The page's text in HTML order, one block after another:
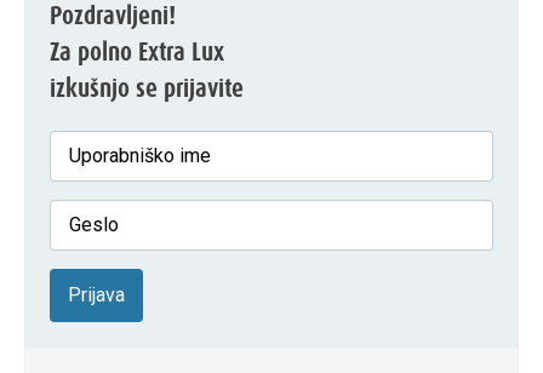
Pozdravljeni!
Za polno Extra Lux
izkušnjo se prijavite
Prijava